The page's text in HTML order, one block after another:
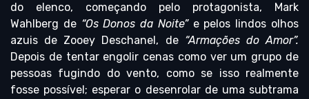
do elenco, começando pelo protagonista, Mark
Wahlberg de “Os Donos da Noite”e pelos lindos olhos
azuis de Zooey Deschanel, de “Armações do Amor”.
Depois de tentar engolir cenas como ver um grupo de
pessoas fugindo do vento, como se isso realmente
fosse possível; esperar o desenrolar de uma subtrama